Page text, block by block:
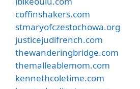
coffinshakers.com
stmaryofczestochowa.org
justicejudifrench.com
thewanderingbridge.com
themalleablemom.com
kennethcoletime.com